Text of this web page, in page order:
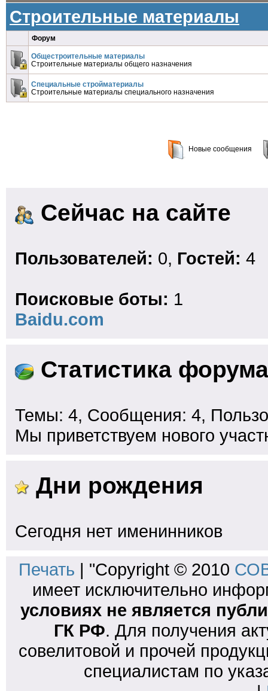
Строительные материалы
Форум
Общестроительные материалы
Строительные материалы общего назначения
Специальные стройматериалы
Строительные материалы специального назначения
Новые сообщения
Сейчас на сайте
Пользователей: 0, Гостей: 4
Поисковые боты: 1
Baidu.com
Статистика форума
Темы: 4, Сообщения: 4,
Мы приветствуем нового
Дни рождения
Сегодня нет именинников
Печать | "Copyright © 2010
имеет исключительно
условиях не является
ГК РФ. Для получения
совелитовой и прочей
специалистам по